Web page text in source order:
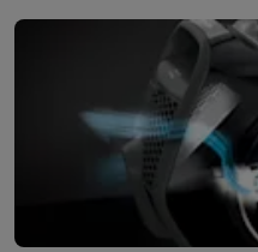
Choisir une
Toutes nos offres